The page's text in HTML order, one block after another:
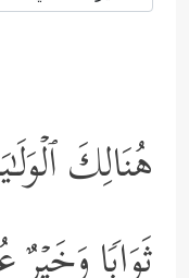
هُنَالِكَ